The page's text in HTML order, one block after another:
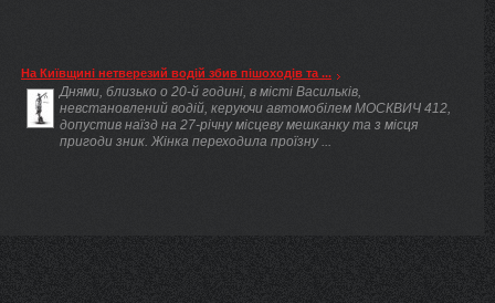
На Київщині нетверезий водій збив пішоходів та ...
Днями, близько о 20-й годині, в місті Васильків,
невстановлений водій, керуючи автомобілем МОСКВИЧ 412,
допустив наїзд на 27-річну місцеву мешканку та з місця
пригоди зник. Жінка переходила проїзну ...